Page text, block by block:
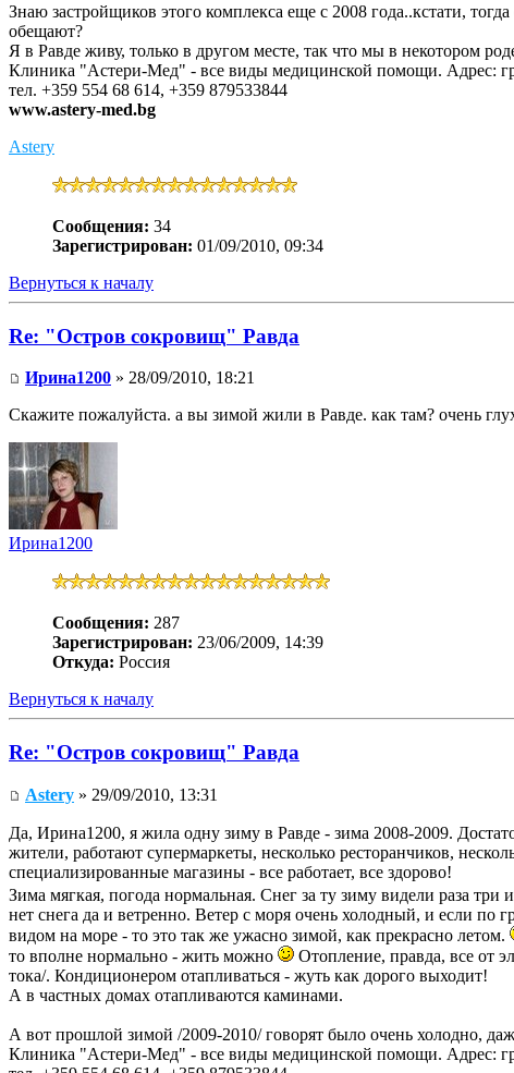
Знаю застройщиков этого комплекса еще с 2008 года..кстати,
обещают?
Я в Равде живу, только в другом месте, так что мы в некотором
Клиника "Астери-Мед" - все виды медицинской помощи. Адрес:
тел. +359 554 68 614, +359 879533844
www.astery-med.bg
Astery
Сообщения: 34
Зарегистрирован: 01/09/2010, 09:34
Вернуться к началу
Re: "Остров сокровищ" Равда
Ирина1200 » 28/09/2010, 18:21
Скажите пожалуйста. а вы зимой жили в Равде. как там? очень
Ирина1200
Сообщения: 287
Зарегистрирован: 23/06/2009, 14:39
Откуда: Россия
Вернуться к началу
Re: "Остров сокровищ" Равда
Astery » 29/09/2010, 13:31
Да, Ирина1200, я жила одну зиму в Равде - зима 2008-2009.
жители, работают супермаркеты, несколько ресторанчиков,
специализированные магазины - все работает, все здорово!
Зима мягкая, погода нормальная. Снег за ту зиму видели раза три
нет снега да и ветренно. Ветер с моря очень холодный, и если по
видом на море - то это так же ужасно зимой, как прекрасно летом.
то вполне нормально - жить можно
Отопление, правда, все от
тока/. Кондиционером отапливаться - жуть как дорого выходит!
А в частных домах отапливаются каминами.
А вот прошлой зимой /2009-2010/ говорят было очень холодно,
Клиника "Астери-Мед" - все виды медицинской помощи. Адрес: